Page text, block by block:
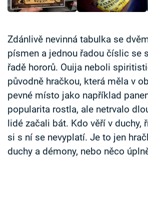
Zdánlivě nevinná tabulka se
písmen a jednou řadou číslic se
řadě hororů. Ouija neboli
původně hračkou, která měla v
pevné místo jako například
popularita rostla, ale netrvalo
lidé začali bát. Kdo věří v duchy,
si s ní se nevyplatí. Je to jen
duchy a démony, nebo něco